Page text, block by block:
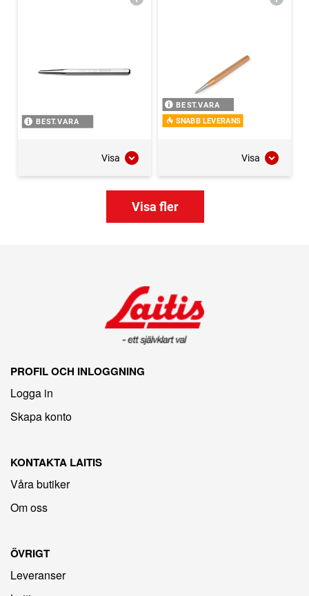
BEST.VARA
Visa
BEST.VARA
SNABB LEVERANS
Visa
Visa fler
PROFIL OCH INLOGGNING
Logga in
Skapa konto
KONTAKTA LAITIS
Våra butiker
Om oss
ÖVRIGT
Leveranser